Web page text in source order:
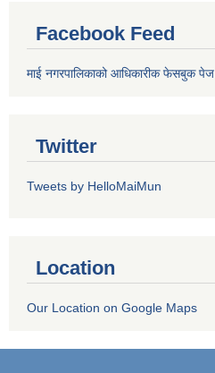
Facebook Feed
माई नगरपालिकाको आधिकारीक फेसबुक पेज
Twitter
Tweets by HelloMaiMun
Location
Our Location on Google Maps